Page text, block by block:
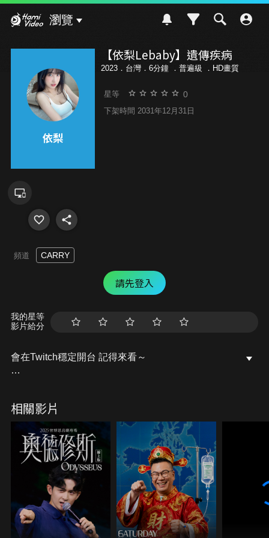
瀏覽
【依梨Lebaby】遺傳疾病
2023．台灣．6分鐘 ． 普遍級 ．HD畫質
星等 0
下架時間 2031年12月31日
頻道 CARRY
請先登入
我的星等
影片給分
會在Twitch穩定開台 記得來看～
記得去粉專點個讚唷～
開台活動訊息都會發布在上面的
Facebook粉專：樂樂Lebaby
/ lebaby0v0
Instagram：lebaby0v0
相關影片